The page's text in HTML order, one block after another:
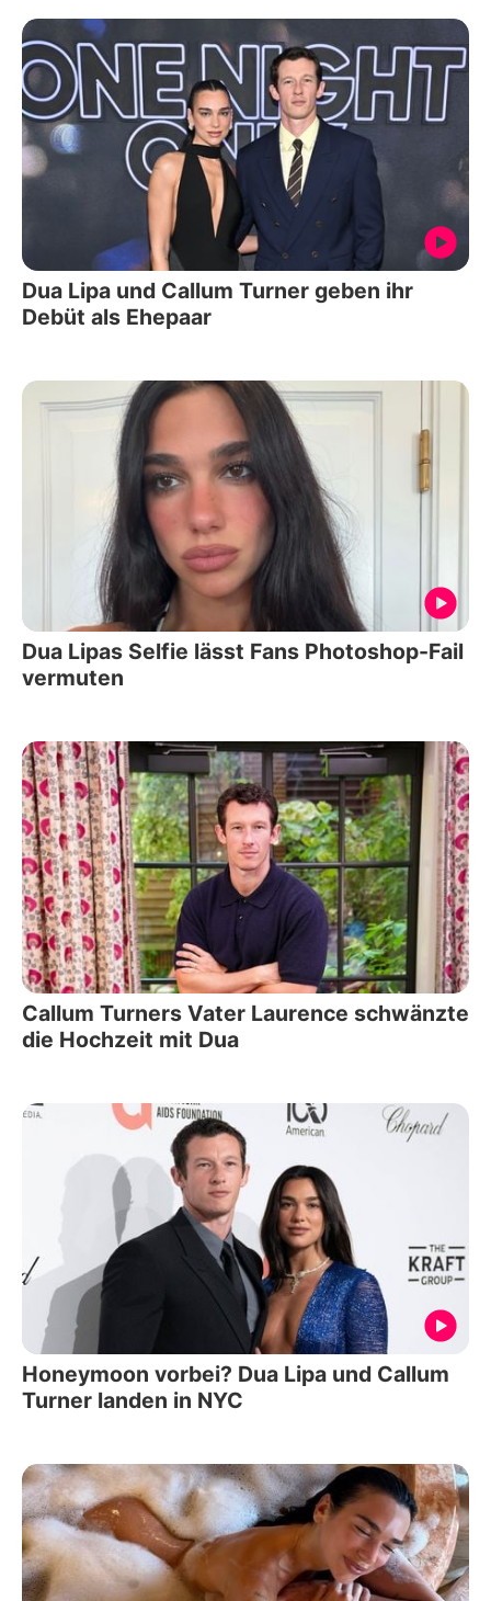
Dua Lipa und Callum Turner geben ihr
Debüt als Ehepaar
Dua Lipas Selfie lässt Fans Photoshop-Fail
vermuten
Callum Turners Vater Laurence schwänzte
die Hochzeit mit Dua
Honeymoon vorbei? Dua Lipa und Callum
Turner landen in NYC